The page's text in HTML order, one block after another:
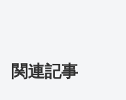
関連記事